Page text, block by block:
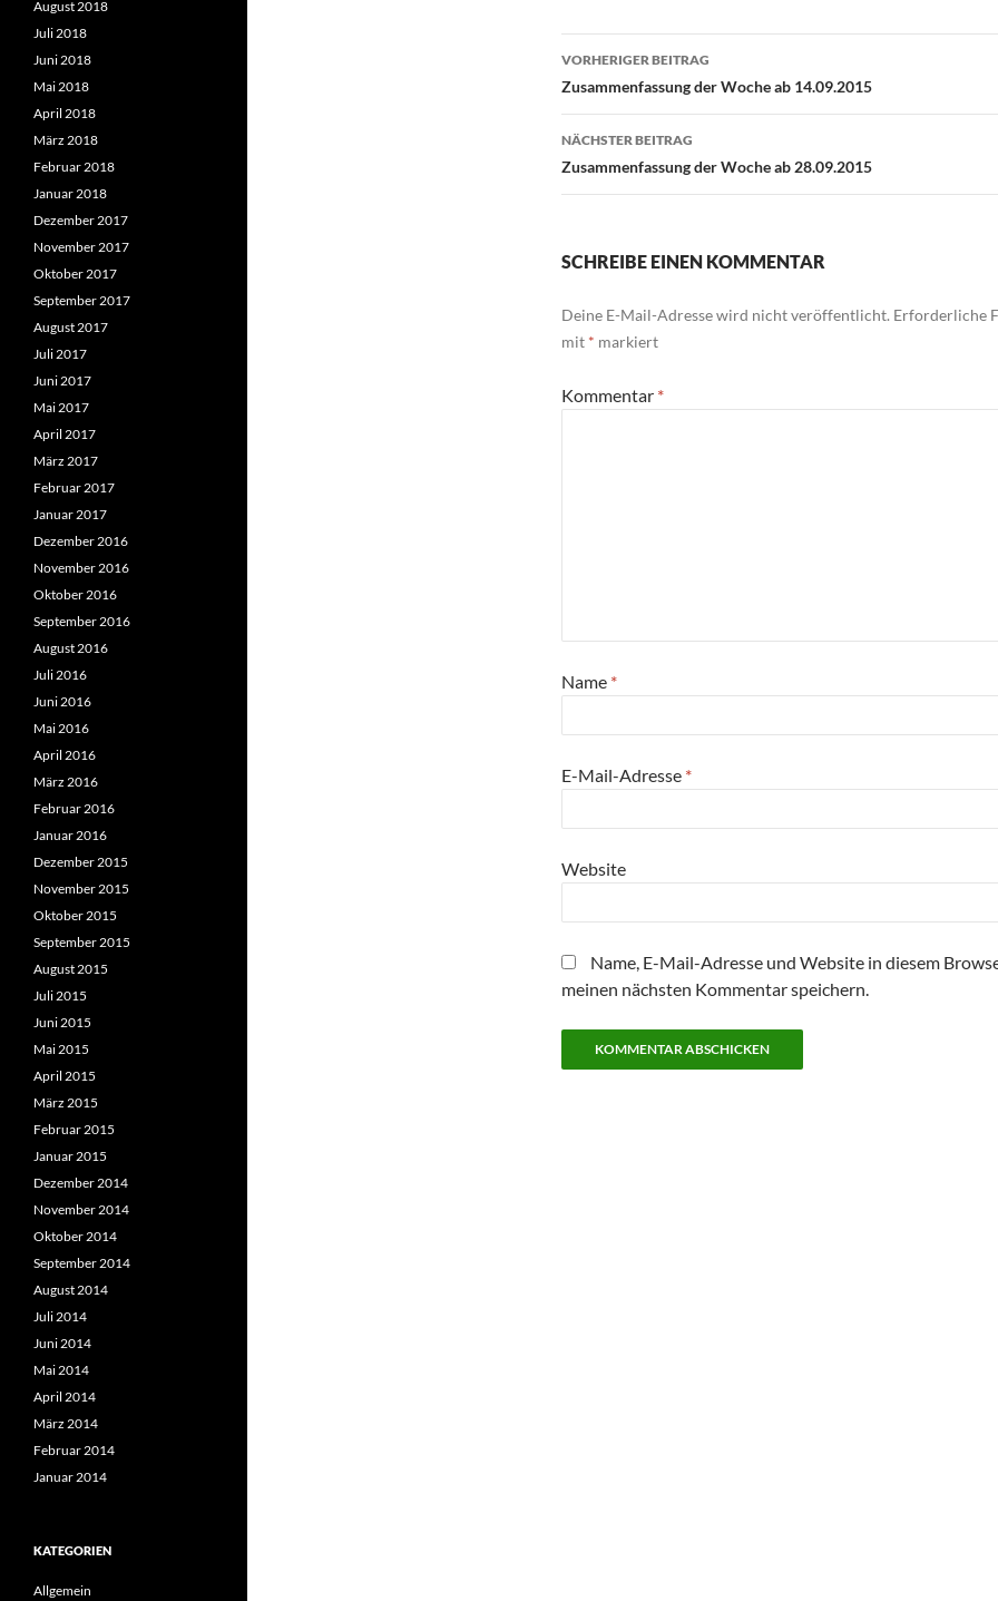
Beitragsnavigation
VORHERIGER BEITRAG
Zusammenfassung der Woche ab 14.09.2015
NÄCHSTER BEITRAG
Zusammenfassung der Woche ab 28.09.2015
SCHREIBE EINEN KOMMENTAR
Deine E-Mail-Adresse wird nicht veröffentlicht. Erforderliche
mit * markiert
Kommentar *
Name *
E-Mail-Adresse *
Website
Name, E-Mail-Adresse und Website in diesem
meinen nächsten Kommentar speichern.
August 2018
Juli 2018
Juni 2018
Mai 2018
April 2018
März 2018
Februar 2018
Januar 2018
Dezember 2017
November 2017
Oktober 2017
September 2017
August 2017
Juli 2017
Juni 2017
Mai 2017
April 2017
März 2017
Februar 2017
Januar 2017
Dezember 2016
November 2016
Oktober 2016
September 2016
August 2016
Juli 2016
Juni 2016
Mai 2016
April 2016
März 2016
Februar 2016
Januar 2016
Dezember 2015
November 2015
Oktober 2015
September 2015
August 2015
Juli 2015
Juni 2015
Mai 2015
April 2015
März 2015
Februar 2015
Januar 2015
Dezember 2014
November 2014
Oktober 2014
September 2014
August 2014
Juli 2014
Juni 2014
Mai 2014
April 2014
März 2014
Februar 2014
Januar 2014
KATEGORIEN
Allgemein